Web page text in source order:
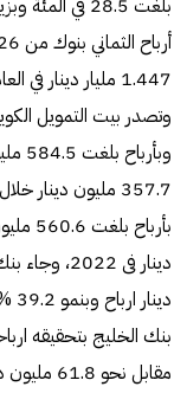
1.447 مليار دينار في العام 2023.